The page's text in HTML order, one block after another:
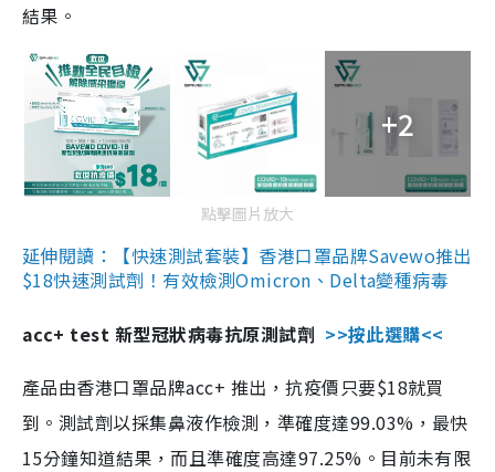
結果。
+2
點擊圖片放大
延伸閱讀：【快速測試套裝】香港口罩品牌Savewo推出
$18快速測試劑！有效檢測Omicron、Delta變種病毒
acc+ test 新型冠狀病毒抗原測試劑 >>按此選購<<
產品由香港口罩品牌acc+ 推出，抗疫價只要$18就買
到。測試劑以採集鼻液作檢測，準確度達99.03%，最快
15分鐘知道結果，而且準確度高達97.25%。目前未有限